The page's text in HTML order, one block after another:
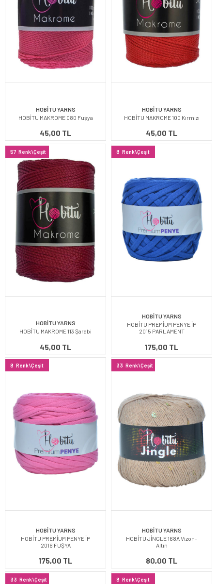
HOBİTU YARNS
HOBİTU MAKROME 080 Fuşya
45,00 TL
HOBİTU YARNS
HOBİTU MAKROME 100 Kırmızı
45,00 TL
57 Renk\Çeşit
HOBİTU YARNS
HOBİTU MAKROME 113 Şarabi
45,00 TL
8 Renk\Çeşit
HOBİTU YARNS
HOBİTU PREMİUM PENYE İP
2015 PARLAMENT
175,00 TL
8 Renk\Çeşit
HOBİTU YARNS
HOBİTU PREMİUM PENYE İP
2016 FUŞYA
175,00 TL
33 Renk\Çeşit
HOBİTU YARNS
HOBİTU JİNGLE 168A Vizon-
Altın
80,00 TL
33 Renk\Çeşit 8 Renk\Çeşit